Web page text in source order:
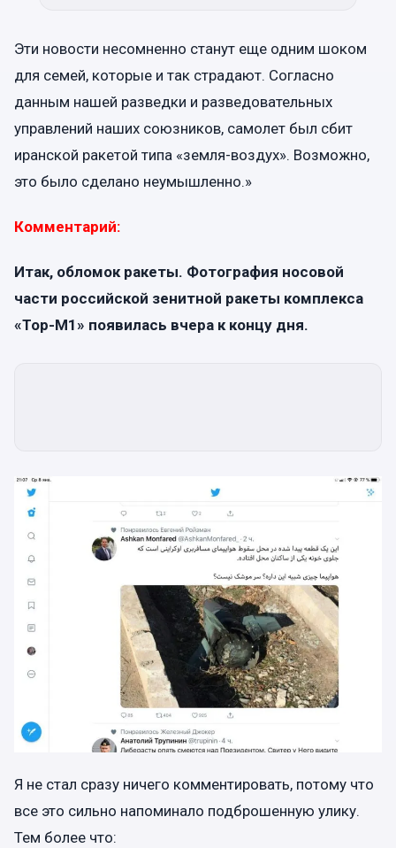
Эти новости несомненно станут еще одним шоком
для семей, которые и так страдают. Согласно
данным нашей разведки и разведовательных
управлений наших союзников, самолет был сбит
иранской ракетой типа «земля-воздух». Возможно,
это было сделано неумышленно.»
Комментарий:
Итак, обломок ракеты. Фотография носовой
части российской зенитной ракеты комплекса
«Тор-М1» появилась вчера к концу дня.
Я не стал сразу ничего комментировать, потому что
все это сильно напоминало подброшенную улику.
Тем более что: